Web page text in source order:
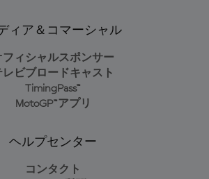
ィア＆コマーシャル
フィシャルスポンサー
レビブロードキャスト
TimingPass™
MotoGP™アプリ
ヘルプセンター
コンタクト